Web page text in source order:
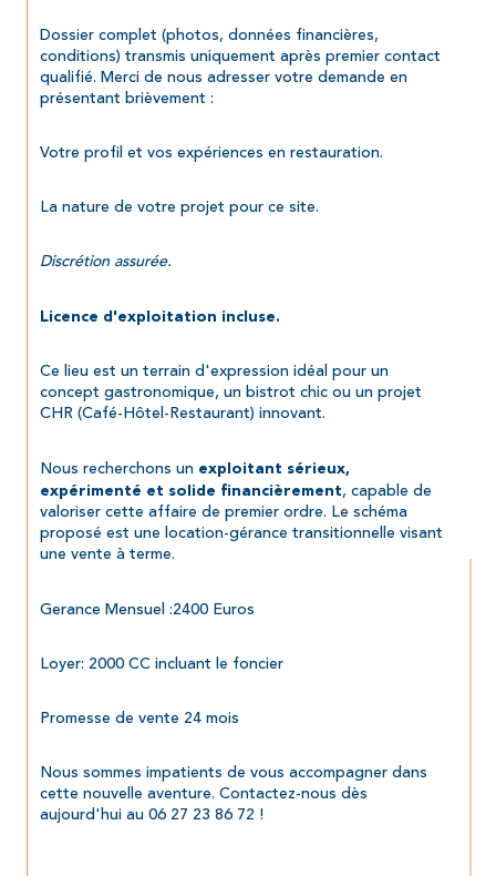
Dossier complet (photos, données financières,
conditions) transmis uniquement après premier contact
qualifié. Merci de nous adresser votre demande en
présentant brièvement :
Votre profil et vos expériences en restauration.
La nature de votre projet pour ce site.
Discrétion assurée.
Licence d'exploitation incluse.
Ce lieu est un terrain d'expression idéal pour un
concept gastronomique, un bistrot chic ou un projet
CHR (Café-Hôtel-Restaurant) innovant.
Nous recherchons un exploitant sérieux,
expérimenté et solide financièrement, capable de
valoriser cette affaire de premier ordre. Le schéma
proposé est une location-gérance transitionnelle visant
une vente à terme.
Gerance Mensuel :2400 Euros
Loyer: 2000 CC incluant le foncier
Promesse de vente 24 mois
Nous sommes impatients de vous accompagner dans
cette nouvelle aventure. Contactez-nous dès
aujourd'hui au 06 27 23 86 72 !